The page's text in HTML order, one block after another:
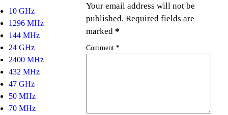
10 GHz
1296 MHz
144 MHz
24 GHz
2400 MHz
432 MHz
47 GHz
50 MHz
70 MHz
Your email address will not be
published. Required fields are
marked*
Comment*